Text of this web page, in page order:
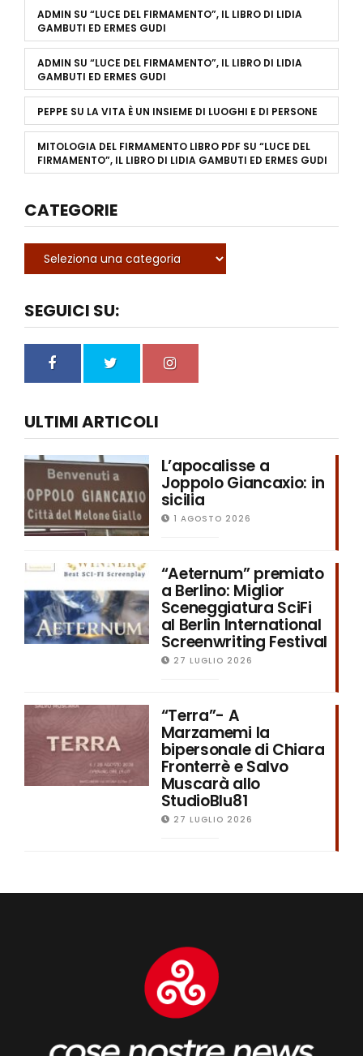
ADMIN SU “LUCE DEL FIRMAMENTO”, IL LIBRO DI LIDIA
GAMBUTI ED ERMES GUDI
ADMIN SU “LUCE DEL FIRMAMENTO”, IL LIBRO DI LIDIA
GAMBUTI ED ERMES GUDI
PEPPE SU LA VITA È UN INSIEME DI LUOGHI E DI PERSONE
MITOLOGIA DEL FIRMAMENTO LIBRO PDF SU “LUCE DEL
FIRMAMENTO”, IL LIBRO DI LIDIA GAMBUTI ED ERMES GUDI
CATEGORIE
SEGUICI SU:
ULTIMI ARTICOLI
L’apocalisse a
Joppolo Giancaxio: in
sicilia
1 AGOSTO 2026
“Aeternum” premiato
a Berlino: Miglior
Sceneggiatura SciFi
al Berlin International
Screenwriting Festival
27 LUGLIO 2026
“Terra”- A
Marzamemi la
bipersonale di Chiara
Fronterrè e Salvo
Muscarà allo
StudioBlu81
27 LUGLIO 2026